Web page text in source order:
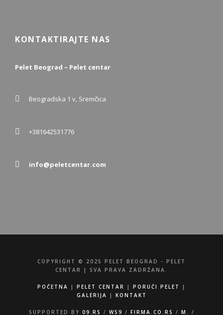
KONTAKTIRAJTE NAS
Pelet Beograd – Pelet centar
Beogradska 1 v, Sremčica
+381642531776
info@peletcentar.com
COPYRIGHT © 2025 PELET BEOGRAD - PELET
CENTAR | SVA PRAVA ZADRŽANA.
POČETNA | PELET CENTAR | PORUČI PELET
|
GALERIJA | KONTAKT
SUPPORTED BY 09.RS / WS9 / FIRMA.CO.RS / M. /